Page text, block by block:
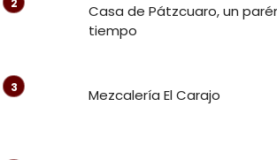
Casa de Pátzcuaro, un
tiempo
Mezcalería El Carajo